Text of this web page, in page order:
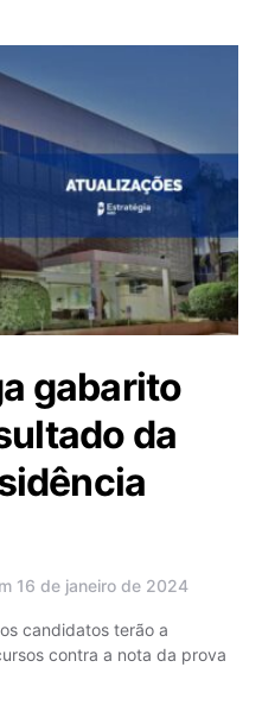
gabarito
da
16 de janeiro de 2024
candidatos terão a
contra a nota da prova